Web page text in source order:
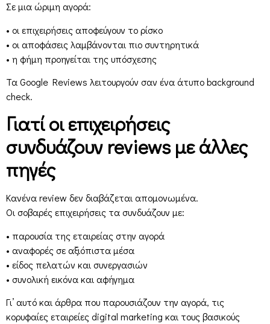
Σε μια ώριμη αγορά:
• οι επιχειρήσεις αποφεύγουν το ρίσκο
• οι αποφάσεις λαμβάνονται πιο συντηρητικά
• η φήμη προηγείται της υπόσχεσης
Τα Google Reviews λειτουργούν σαν ένα άτυπο background
check.
Γιατί οι επιχειρήσεις
συνδυάζουν reviews με άλλες
πηγές
Κανένα review δεν διαβάζεται απομονωμένα.
Οι σοβαρές επιχειρήσεις τα συνδυάζουν με:
• παρουσία της εταιρείας στην αγορά
• αναφορές σε αξιόπιστα μέσα
• είδος πελατών και συνεργασιών
• συνολική εικόνα και αφήγημα
Γι’ αυτό και άρθρα που παρουσιάζουν την αγορά, τις
κορυφαίες εταιρείες digital marketing και τους βασικούς